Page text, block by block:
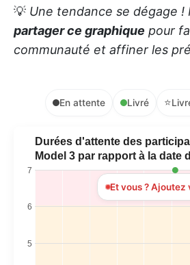
💡 Une tendance se dégage !
partager ce graphique pour
communauté et affiner les
En attente Livré ⭐
Et vous ?
Durées d'attente des
Model 3 par rapport à la date
5
6
7